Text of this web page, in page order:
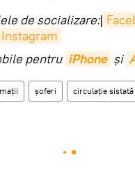
de socializare:|
Instagram
pentru iPhone și
șoferi circulație sistată